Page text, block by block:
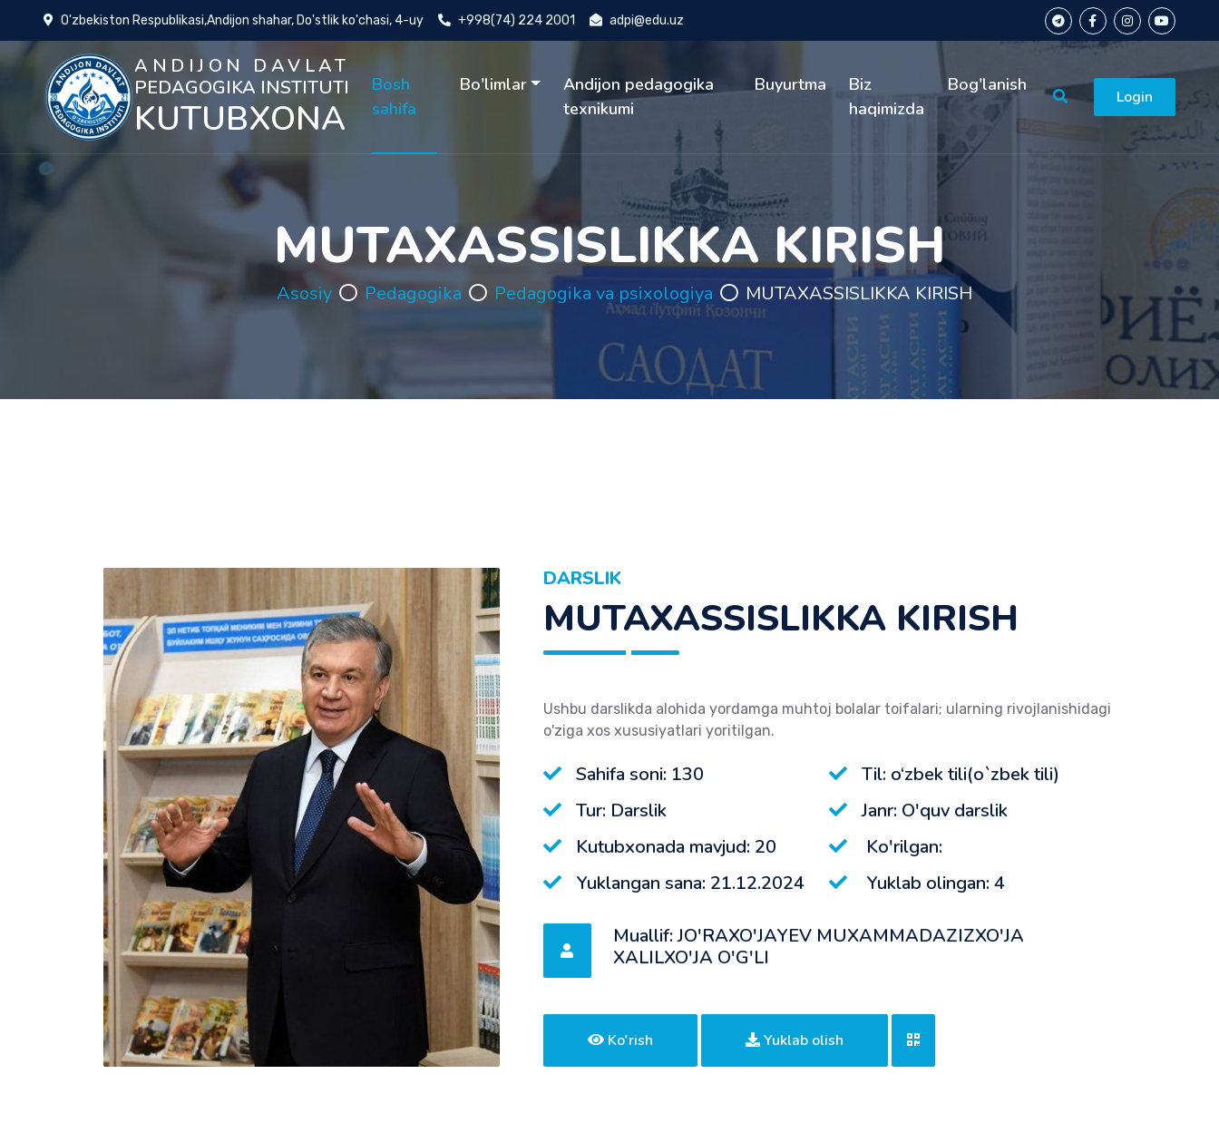
O'zbekiston Respublikasi,Andijon shahar, Do'stlik ko'chasi, 4-uy +998(74) 224 2001 adpi@edu.uz
ANDIJON DAVLAT
PEDAGOGIKA INSTITUTI
KUTUBXONA
Bosh
sahifa
Bo'limlar
Andijon pedagogika
texnikumi
Buyurtma
Biz
haqimizda
Bog'lanish
Login
MUTAXASSISLIKKA KIRISH
Asosiy Pedagogika Pedagogika va psixologiya MUTAXASSISLIKKA KIRISH
DARSLIK
MUTAXASSISLIKKA KIRISH
Ushbu darslikda alohida yordamga muhtoj bolalar toifalari; ularning rivojlanishidagi
o'ziga xos xususiyatlari yoritilgan.
Sahifa soni: 130
Tur: Darslik
Kutubxonada mavjud: 20
Yuklangan sana: 21.12.2024
Til: o‘zbek tili(o`zbek tili)
Janr: O'quv darslik
Ko'rilgan:
Yuklab olingan: 4
Muallif: JO'RAXO'JAYEV MUXAMMADAZIZXO'JA
XALILXO'JA O'G'LI
Ko'rish Yuklab olish